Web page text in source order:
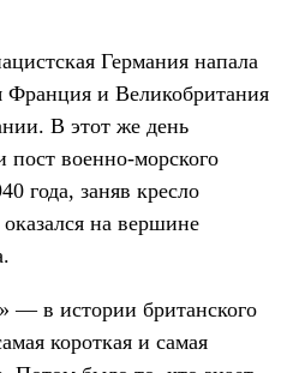
Германия напала
Франция и Великобритания
В этот же день
военно-морского
года, заняв кресло
на вершине
— в истории британского
короткая и самая